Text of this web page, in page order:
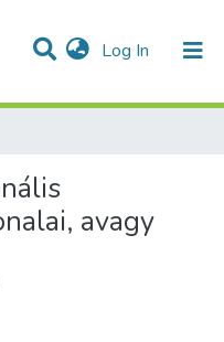
Log In (current)
avagy